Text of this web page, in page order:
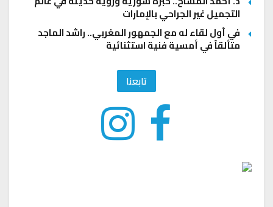
التجميل غير الجراحي بالإمارات
في أول لقاء له مع الجمهور المغربي.. راشد الماجد
متألقاً في أمسية فنية استثنائية
تابعنا